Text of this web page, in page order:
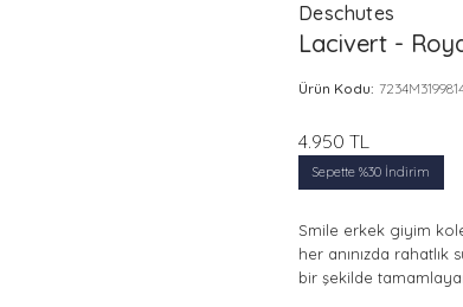
Deschutes
Lacivert -
Ürün Kodu:
4.950 TL
Sepette %30 İndirim
Smile erkek giyim
her anınızda rahatlık
bir şekilde